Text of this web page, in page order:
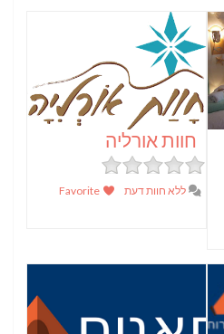
חוות אורליה
ללא חוות דעת